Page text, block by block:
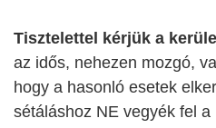
Tisztelettel kérjük a
az idős, nehezen mozgó,
hogy a hasonló esetek
sétáláshoz NE vegyék fel